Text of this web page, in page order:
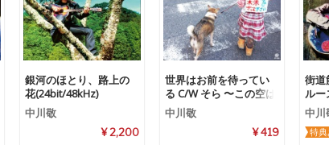
銀河のほとり、路上の
花(24bit/48kHz)
中川敬
¥ 2,200
世界はお前を待ってい
る C/W そら 〜この空は
あの空につながってい
る(24bit/48kHz)
中川敬
¥ 419
街道
ルー
プラ
中川
特典